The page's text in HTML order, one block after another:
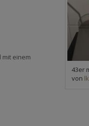
43er
von
mit einem